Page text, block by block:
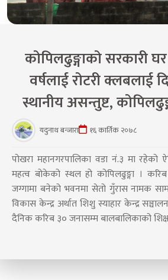
कोपिलढुङ्गाको सरकारी
वर्षलाई रोटरी क्लबलाई
स्थानीय असन्तुष्ट,
यदुनाथ बन्जारा १६ कार्तिक २०७८
पोखरा महानगरपालिका वडा नं.३ मा रहेको
महत्व बोकेको स्थल हो कोपिलढुङ्गा ।
जग्गामा बनेको भवनमा सेतो गुँरास नामक
विकास केन्द्र अर्थात शिशु स्याहार केन्द्र
दैनिक करिब ३० जनासम्म बालबालिकाको